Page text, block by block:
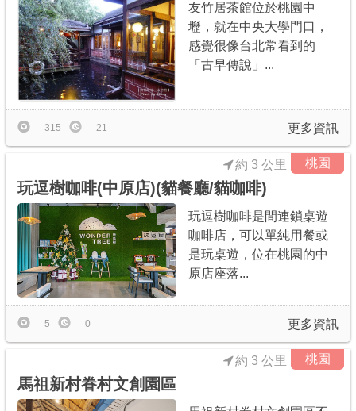
友竹居茶館位於桃園中
壢，就在中央大學門口，
感覺很像台北常看到的
「古早傳說」...
更多資訊
315 21
桃園
玩逗樹咖啡(中原店)(貓餐廳/貓咖啡)
約 3 公里
玩逗樹咖啡是間連鎖桌遊
咖啡店，可以單純用餐或
是玩桌遊，位在桃園的中
原店座落...
更多資訊
5 0
桃園
馬祖新村眷村文創園區
約 3 公里